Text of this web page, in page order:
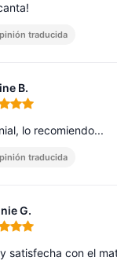
traducida
B.
5 de 5
lo recomiendo...
traducida
G.
5 de 5
satisfecha con el